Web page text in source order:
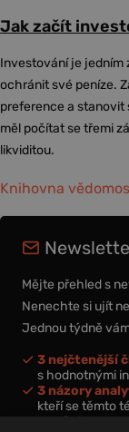
Jak začít
Investování je jedním
ochránit své peníze.
preference a stanovit
měl počítat se třemi
likviditou.
Knihovna
Mějte přehled s
Nenechte si ujít
Jednou týdně
3 nejčtenější
s hodnotnými
3 názory
kteří se těmto
nová videa a